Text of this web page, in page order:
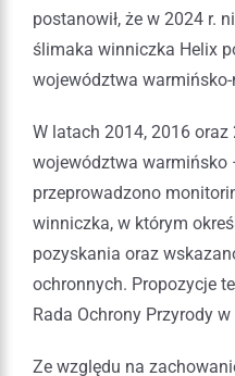
postanowił, że w 2024 r.
ślimaka winniczka Helix
województwa
W latach 2014, 2016 oraz
województwa warmińsko
przeprowadzono
winniczka, w którym
pozyskania oraz
ochronnych. Propozycje
Rada Ochrony Przyrody
Ze względu na